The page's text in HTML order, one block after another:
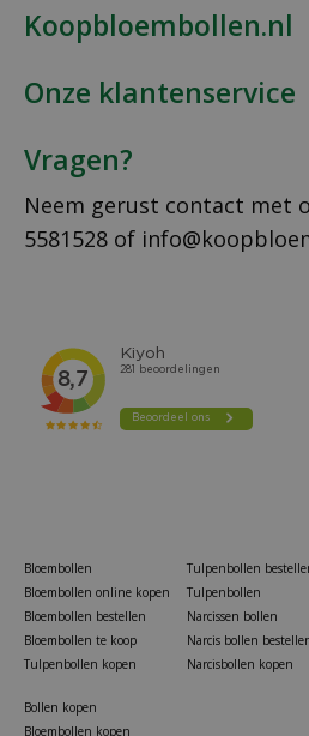
Koopbloembollen.nl
Onze klantenservice
Vragen?
Neem gerust contact met
5581528 of
Bloembollen
Bloembollen online kopen
Bloembollen bestellen
Bloembollen te koop
Tulpenbollen kopen
Tulpenbollen
Tulpenbollen
Narcissen bollen
Narcis bollen
Narcisbollen kopen
Bollen kopen
Bloembollen kopen